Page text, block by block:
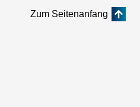
Zum Seitenanfang